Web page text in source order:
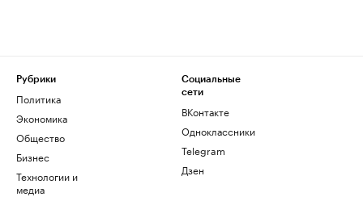
Рубрики
Политика
Экономика
Общество
Бизнес
Технологии и
медиа
Социальные
сети
ВКонтакте
Одноклассники
Telegram
Дзен